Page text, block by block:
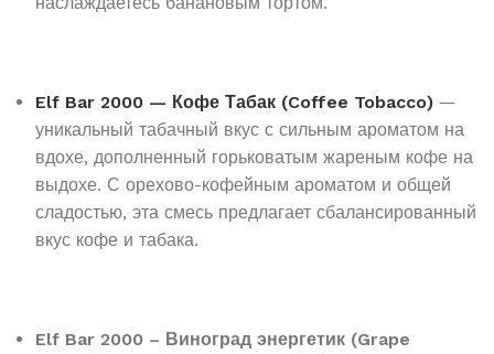
Elf Bar 2000 — Кофе Табак (Coffee Tobacco) —
уникальный табачный вкус с сильным ароматом на
вдохе, дополненный горьковатым жареным кофе на
выдохе. С орехово-кофейным ароматом и общей
сладостью, эта смесь предлагает сбалансированный
вкус кофе и табака.
Elf Bar 2000 – Виноград энергетик (Grape